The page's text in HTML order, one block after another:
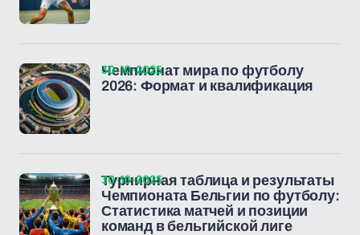
Чемпионат мира по футболу
2026: Формат и квалификация
30-10-2025
Турнирная таблица и результаты
Чемпионата Бельгии по футболу:
Статистика матчей и позиции
команд в бельгийской лиге
30-10-2025